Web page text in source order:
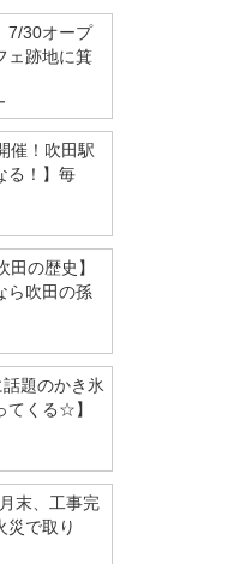
7/30オープ
ェ跡地に箕
催！吹田駅
る！】毎
の歴史】
ら吹田の孫
話題のかき氷
てくる☆】
末、工事完
災で取り